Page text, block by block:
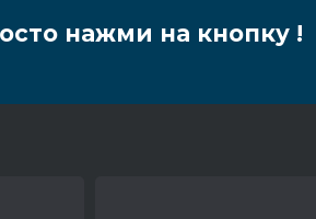
нажми на кнопку !